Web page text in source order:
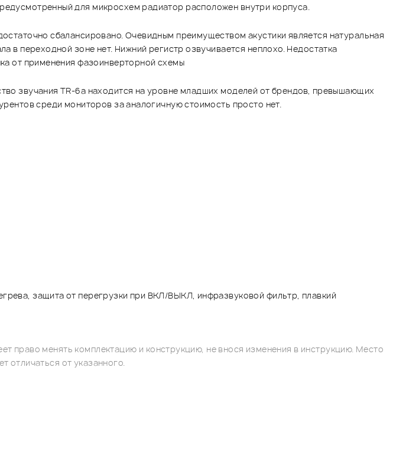
для микросхем радиатор расположен внутри корпуса.
сбалансировано. Очевидным преимуществом акустики является натуральная
в переходной зоне нет. Нижний регистр озвучивается неплохо. Недостатка
от применения фазоинверторной схемы
звучания TR-6a находится на уровне младших моделей от брендов, превышающих
среди мониторов за аналогичную стоимость просто нет.
защита от перегрузки при ВКЛ/ВЫКЛ, инфразвуковой фильтр, плавкий
право менять комплектацию и конструкцию, не внося изменения в инструкцию. Место
отличаться от указанного.